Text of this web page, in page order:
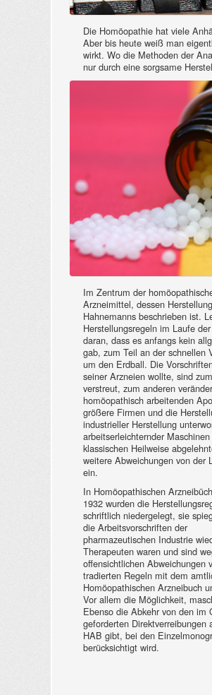
Die Homöopathie hat viele
Aber bis heute weiß man
wirkt. Wo die Methoden der
nur durch eine sorgsame
Im Zentrum der
Arzneimittel, dessen
Hahnemanns beschrieben ist.
Herstellungsregeln im Laufe
daran, dass es anfangs kein
gab, zum Teil an der schnellen
um den Erdball. Die
seiner Arzneien wollte, sind
verstreut, zum anderen
homöopathisch arbeitenden
größere Firmen und die
industrieller Herstellung
arbeitserleichternder
klassischen Heilweise
weitere Abweichungen von der
ein.
In Homöopathischen
1932 wurden die
schriftlich niedergelegt, sie
die Arbeitsvorschriften der
pharmazeutischen Industrie
Therapeuten waren und sind
offensichtlichen Abweichungen
tradierten Regeln mit dem
Homöopathischen Arzneibuch
Vor allem die Möglichkeit,
Ebenso die Abkehr von den im
geforderten Direktverreibungen
HAB gibt, bei den
berücksichtigt wird.